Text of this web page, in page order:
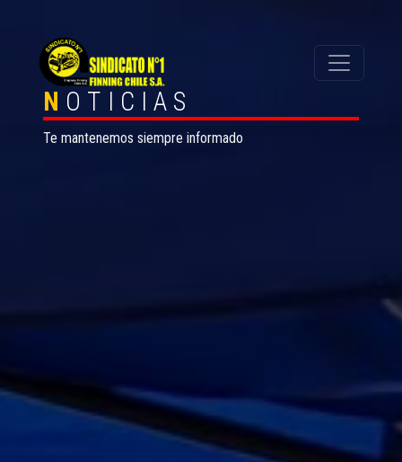
N OTICIAS
Te mantenemos siempre informado